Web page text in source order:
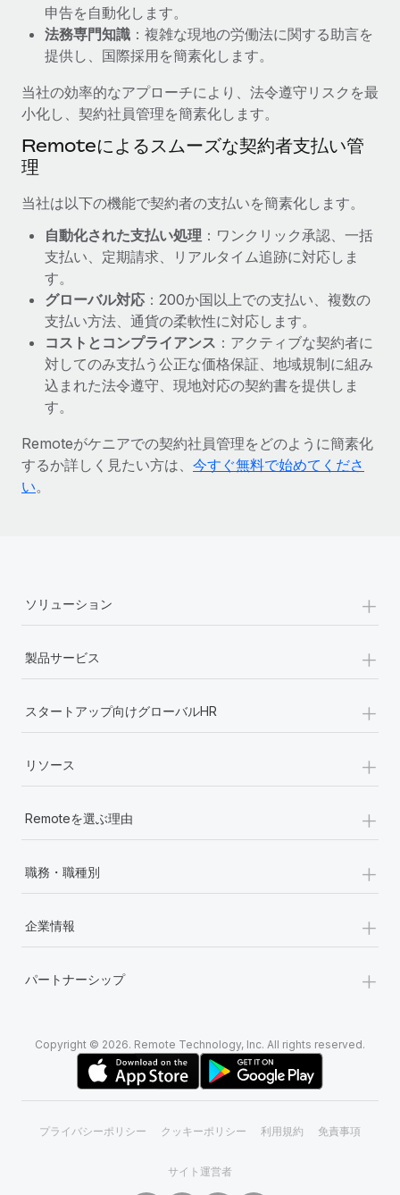
福利厚生
従業員の福利厚生を簡単に管理
詳細を見る
ブログ
よびContractor Management Plus（契約社員管理
プラス）
Remoteの使命は、世界のどこにいても、あらゆる規模の企業が
業務に最適な人材を採用し、管理し、給与を支給できるようにす
スしました。...
詳細を見る
給与詐欺：種類、事例、ビジネスを守る方法
給与, 賃金は詐欺の特に魅力的な標的です。多額の資金がシステ
ム間で頻繁に移動しているためです。このため、自社のビジネス
を保護することは極めて重要です。...
詳細を見る
申告を自動化します。
法務専門知識 ：複雑な現地の労働法に関する助言を
提供し、国際採用を簡素化します。
当社の効率的なアプローチにより、法令遵守リスクを最
小化し、契約社員管理を簡素化します。
Remoteによるスムーズな契約者支払い管
理
当社は以下の機能で契約者の支払いを簡素化します。
自動化された支払い処理 ：ワンクリック承認、一括
支払い、定期請求、リアルタイム追跡に対応しま
す。
グローバル対応 ：200か国以上での支払い、複数の
支払い方法、通貨の柔軟性に対応します。
コストとコンプライアンス ：アクティブな契約者に
対してのみ支払う公正な価格保証、地域規制に組み
込まれた法令遵守、現地対応の契約書を提供しま
す。
Remoteがケニアでの契約社員管理をどのように簡素化
するか詳しく見たい方は、 今すぐ無料で始めてくださ
い。
ソリューション +
製品サービス +
スタートアップ向けグローバルHR +
リソース +
Remoteを選ぶ理由 +
職務・職種別 +
企業情報 +
パートナーシップ +
Copyright © 2026. Remote Technology, Inc. All rights reserved.
プライバシーポリシー クッキーポリシー 利用規約 免責事項
サイト運営者